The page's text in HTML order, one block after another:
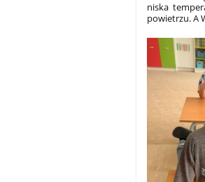
niska
powietrzu. A